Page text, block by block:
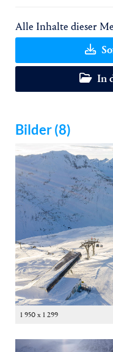
Alle Inhalte dieser
In
Bilder (8)
1 950 x 1 299